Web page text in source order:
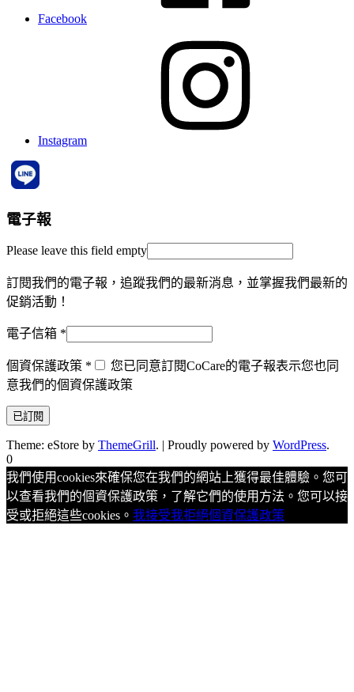
Facebook
Instagram
電子報
Please leave this field empty
訂閱我們的電子報，追蹤我們的最新消息，並掌握我們最新的
促銷活動！
電子信箱 *
個資保護政策 *
您已同意訂閱CoCare的電子報表示您也同
意我們的個資保護政策
Theme: eStore by ThemeGrill. | Proudly powered by WordPress.
0
我們使用cookies來確保您在我們的網站上獲得最佳體驗。您可
以查看我們的個資保護政策，了解它們的使用方法。您可以接
受或拒絕這些cookies。 我接受我拒絕個資保護政策